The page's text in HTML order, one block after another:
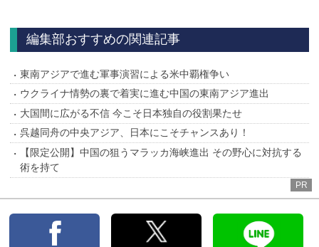
編集部おすすめの関連記事
東南アジアで進む軍事演習による米中覇権争い
ウクライナ情勢の裏で着実に進む中国の東南アジア進出
大国間に広がる不信 今こそ日本独自の役割果たせ
呉越同舟の中央アジア、日本にこそチャンスあり！
【限定公開】中国の狙うマラッカ海峡進出 その野心に対抗する
術を持て
PR